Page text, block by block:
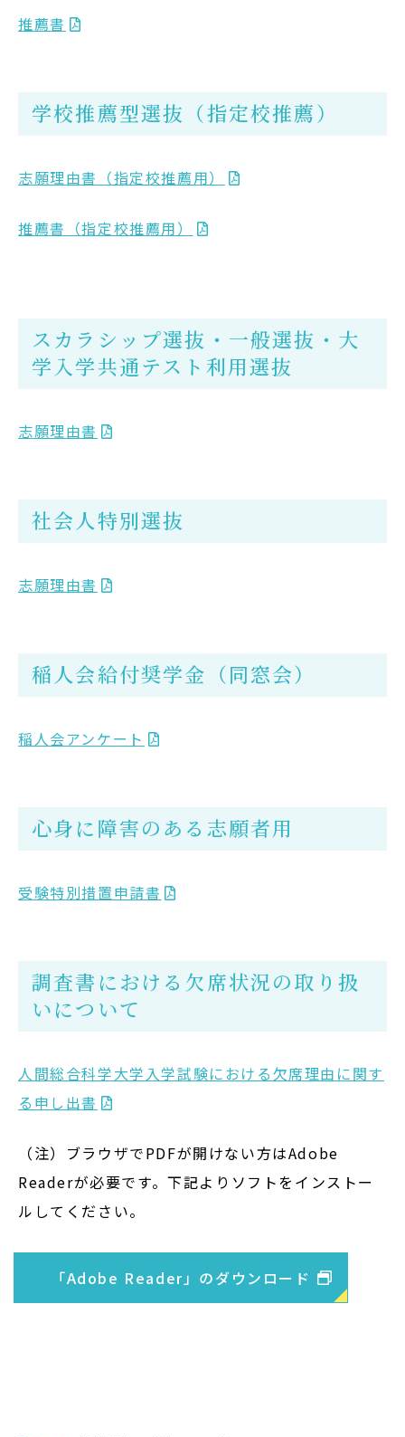
推薦書
学校推薦型選抜（指定校推薦）
志願理由書（指定校推薦用）
推薦書（指定校推薦用）
スカラシップ選抜・一般選抜・大
学入学共通テスト利用選抜
志願理由書
社会人特別選抜
志願理由書
稲人会給付奨学金（同窓会）
稲人会アンケート
心身に障害のある志願者用
受験特別措置申請書
調査書における欠席状況の取り扱
いについて
人間総合科学大学入学試験における欠席理由に関す
る申し出書
（注）ブラウザでPDFが開けない方はAdobe
Readerが必要です。下記よりソフトをインストー
ルしてください。
「Adobe Reader」のダウンロード